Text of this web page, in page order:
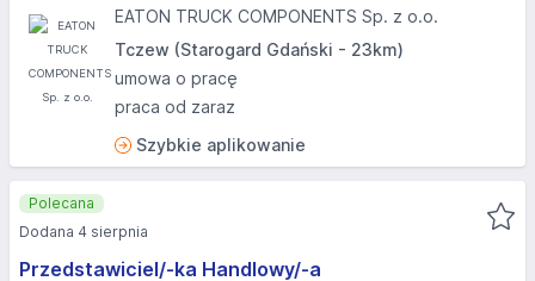
EATON TRUCK COMPONENTS Sp. z o.o.
Tczew (Starogard Gdański - 23km)
umowa o pracę
praca od zaraz
Szybkie aplikowanie
Przedstawiciel/-ka Handlowy/-a
Polecana
Dodana 4 sierpnia